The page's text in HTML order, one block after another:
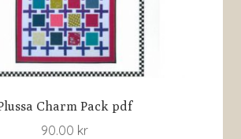
Charm Pack pdf
90.00 kr